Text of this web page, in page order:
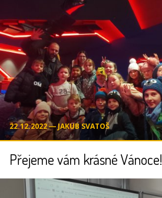
22.12.2022 ― JAKUB SVATOŠ
Přejeme vám krásné Vánoce!